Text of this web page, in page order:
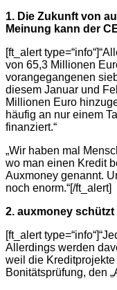
1. Die Zukunft von
Meinung kann der
[ft_alert
von 65,3 Millionen
vorangegangenen
diesem Januar und
Millionen Euro
häufig an nur einem
finanziert.“
„Wir haben mal
wo man einen Kredit
Auxmoney genannt.
noch enorm.“[/ft_alert]
2. auxmoney schützt
[ft_alert
Allerdings werden
weil die
Bonitätsprüfung, den